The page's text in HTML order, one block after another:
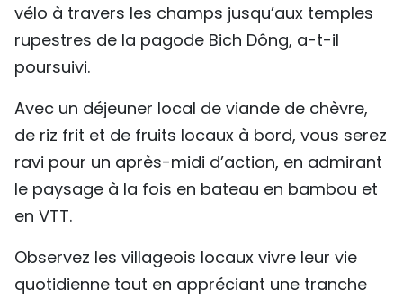
vélo à travers les champs jusqu’aux temples
rupestres de la pagode Bich Dông, a-t-il
poursuivi.
Avec un déjeuner local de viande de chèvre,
de riz frit et de fruits locaux à bord, vous serez
ravi pour un après-midi d’action, en admirant
le paysage à la fois en bateau en bambou et
en VTT.
Observez les villageois locaux vivre leur vie
quotidienne tout en appréciant une tranche